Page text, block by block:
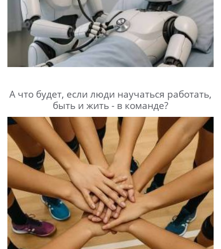
А что будет, если люди научаться работать,
быть и жить - в команде?